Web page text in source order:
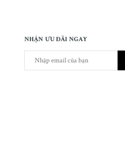
NHẬN ƯU ĐÃI NGAY